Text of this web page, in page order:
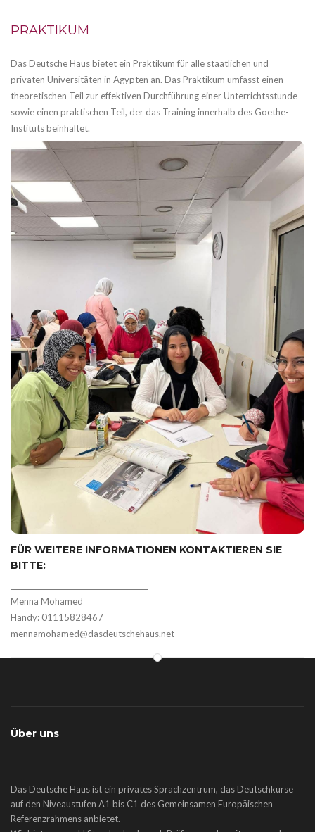
PRAKTIKUM
Das Deutsche Haus bietet ein Praktikum für alle staatlichen und
privaten Universitäten in Ägypten an. Das Praktikum umfasst einen
theoretischen Teil zur effektiven Durchführung einer Unterrichtsstunde
sowie einen praktischen Teil, der das Training innerhalb des Goethe-
Instituts beinhaltet.
FÜR WEITERE INFORMATIONEN KONTAKTIEREN SIE
BITTE:
Menna Mohamed
Handy: 01115828467
mennamohamed@dasdeutschehaus.net
Über uns
Das Deutsche Haus ist ein privates Sprachzentrum, das Deutschkurse
auf den Niveaustufen A1 bis C1 des Gemeinsamen Europäischen
Referenzrahmens anbietet.